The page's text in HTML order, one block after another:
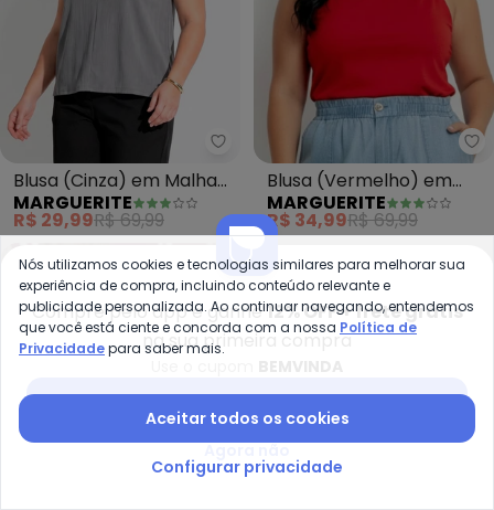
Marguerite - Blusa (Cinza) em
Blusa (Cinza) em Malha
Plissada
MARGUERITE
R$ 29,99R$ 69,99
Blusa (Vermelho) em
Malha Suede
MARGUERITE
R$ 34,99R$ 69,99
-64%
-45%
Compre pelo app e ganhe12% OFF + frete grátis
na sua primeira compra
Nós utilizamos cookies e tecnologias similares para melhorar sua
experiência de compra, incluindo conteúdo relevante e
publicidade personalizada. Ao continuar navegando, entendemos
que você está ciente e concorda com a nossa Política de
Privacidadepara saber mais.
Aceitar todos os cookies
Configurar privacidade